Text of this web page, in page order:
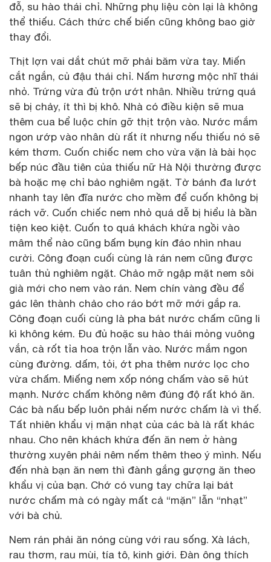
đỗ, su hào thái chỉ. Những phụ liệu còn lại là không
thể thiếu. Cách thức chế biến cũng không bao giờ
thay đổi.
Thịt lợn vai dắt chút mỡ phải băm vừa tay. Miến
cắt ngắn, củ đậu thái chỉ. Nấm hương mộc nhĩ thái
nhỏ. Trứng vừa đủ trộn ướt nhân. Nhiều trứng quá
sẽ bị chảy, ít thì bị khô. Nhà có điều kiện sẽ mua
thêm cua bể luộc chín gỡ thịt trộn vào. Nước mắm
ngon ướp vào nhân dù rất ít nhưng nếu thiếu nó sẽ
kém thơm. Cuốn chiếc nem cho vừa vặn là bài học
bếp núc đầu tiên của thiếu nữ Hà Nội thường được
bà hoặc mẹ chỉ bảo nghiêm ngặt. Tờ bánh đa lướt
nhanh tay lên đĩa nước cho mềm để cuốn không bị
rách vỡ. Cuốn chiếc nem nhỏ quá dễ bị hiểu là bần
tiện keo kiệt. Cuốn to quá khách khứa ngồi vào
mâm thể nào cũng bấm bụng kín đáo nhìn nhau
cười. Công đoạn cuối cùng là rán nem cũng được
tuân thủ nghiêm ngặt. Chảo mỡ ngập mặt nem sôi
già mới cho nem vào rán. Nem chín vàng đều để
gác lên thành chảo cho ráo bớt mỡ mới gắp ra.
Công đoạn cuối cùng là pha bát nước chấm cũng li
kì không kém. Đu đủ hoặc su hào thái mỏng vuông
vắn, cà rốt tỉa hoa trộn lẫn vào. Nước mắm ngon
cùng đường. dấm, tỏi, ớt pha thêm nước lọc cho
vừa chấm. Miếng nem xốp nóng chấm vào sẽ hút
mạnh. Nước chấm không nêm đúng độ rất khó ăn.
Các bà nấu bếp luôn phải nếm nước chấm là vì thế.
Tất nhiên khẩu vị mặn nhạt của các bà là rất khác
nhau. Cho nên khách khứa đến ăn nem ở hàng
thường xuyên phải nêm nếm thêm theo ý mình. Nếu
đến nhà bạn ăn nem thì đành gắng gượng ăn theo
khẩu vị của bạn. Chớ có vung tay chữa lại bát
nước chấm mà có ngày mất cả “mặn” lẫn “nhạt”
với bà chủ.
Nem rán phải ăn nóng cùng với rau sống. Xà lách,
rau thơm, rau mùi, tía tô, kinh giới. Đàn ông thích